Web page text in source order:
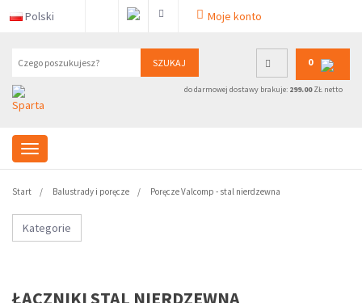
Polski Moje konto
SZUKAJ 0
do darmowej dostawy brakuje: 299.00ZŁ netto
Start Balustrady i poręcze Poręcze Valcomp - stal nierdzewna
Kategorie
ŁĄCZNIKI STAL NIERDZEWNA